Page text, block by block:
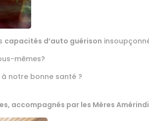
capacités d’auto guérison
mêmes?
notre bonne santé ?
accompagnés par les Mères